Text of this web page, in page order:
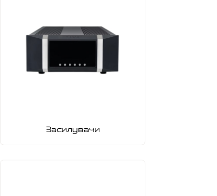
Засилувачи